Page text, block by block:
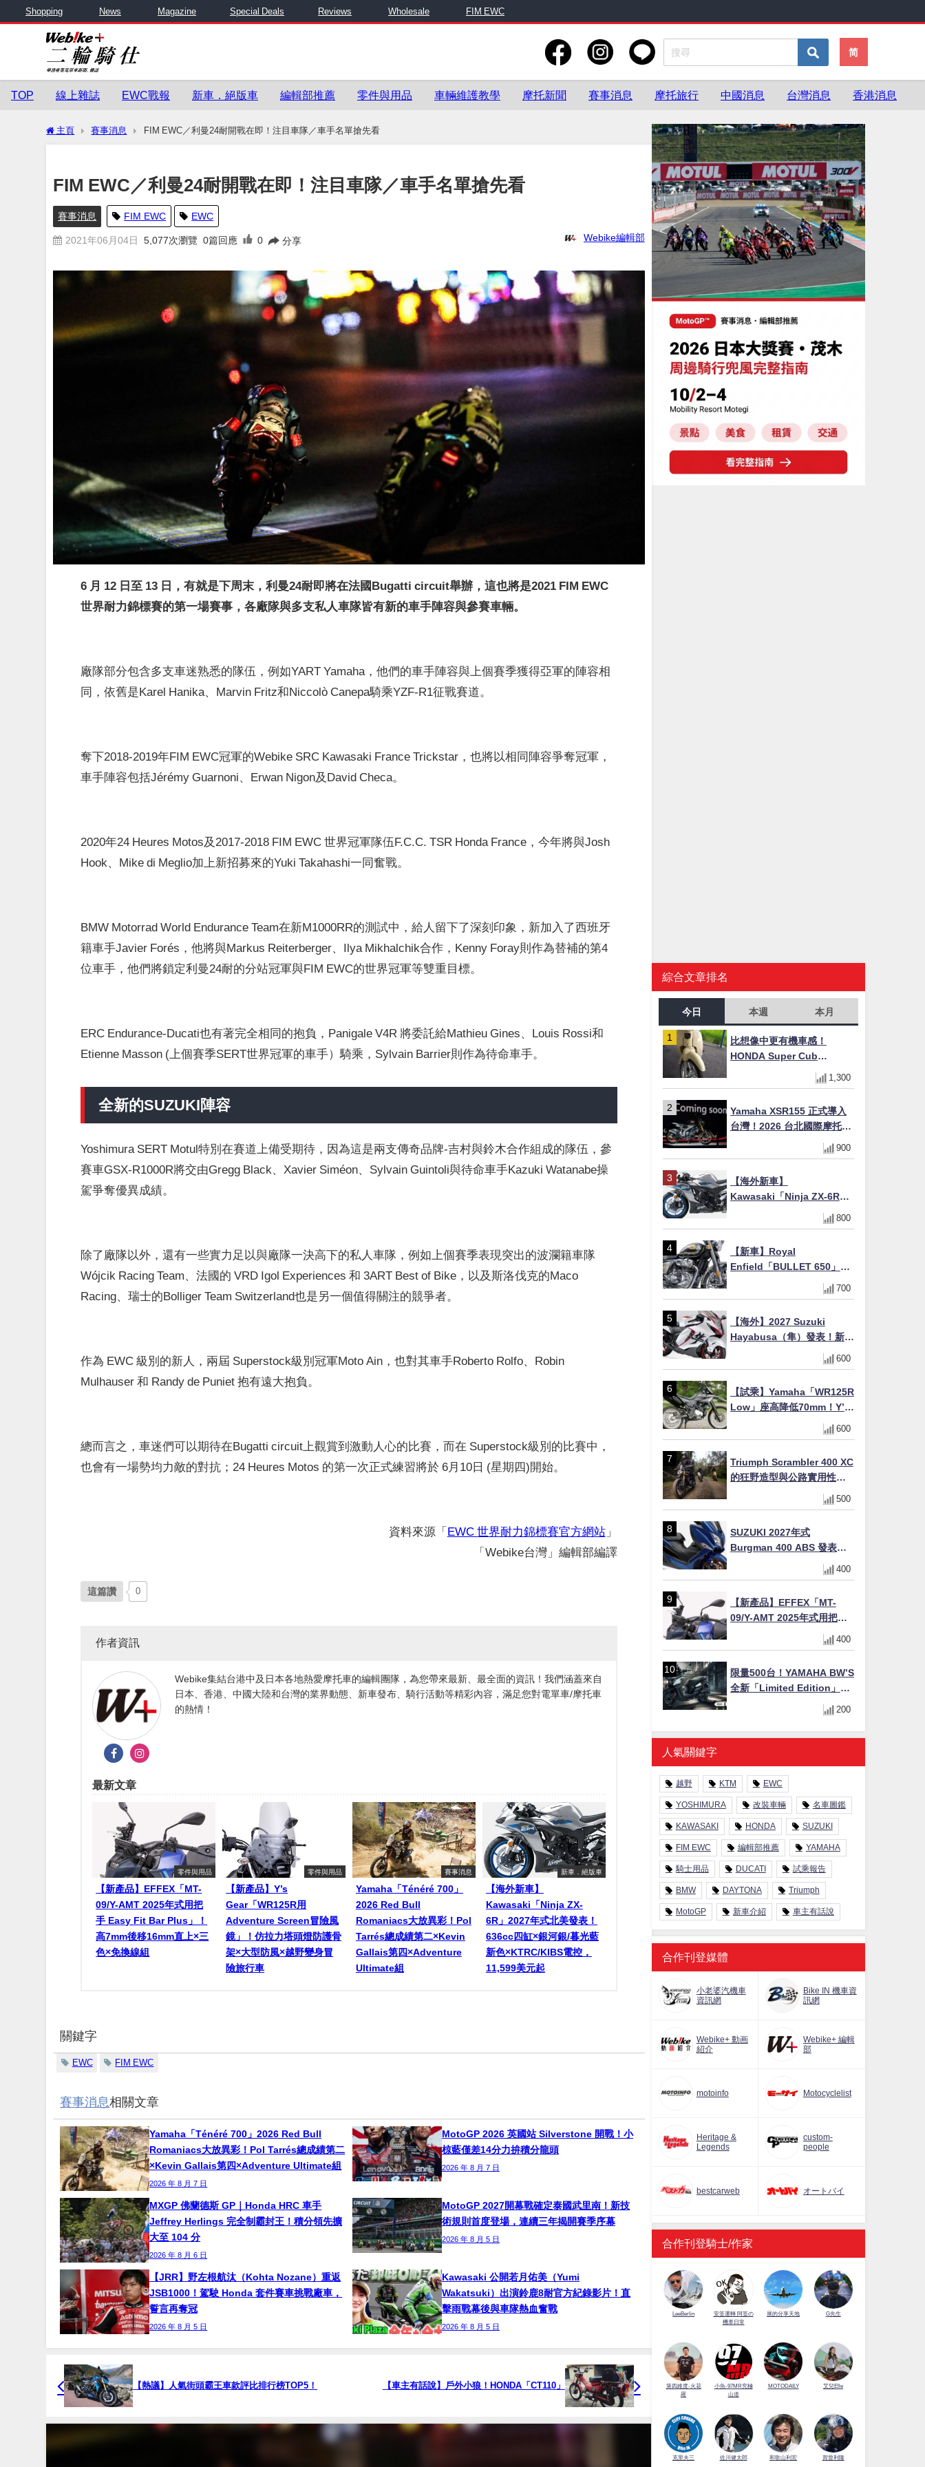
Shopping News Magazine Special Deals Reviews Wholesale FIM EWC
简
TOP 線上雜誌 EWC戰報 新車．絕版車 編輯部推薦 零件與用品 車輛維護教學 摩托新聞 賽事消息 摩托旅行 中國消息 台灣消息 香港消息
主頁 賽事消息 FIM EWC／利曼24耐開戰在即！注目車隊／車手名單搶先看
FIM EWC／利曼24耐開戰在即！注目車隊／車手名單搶先看
賽事消息 FIM EWC EWC
2021年06月04日 5,077次瀏覽 0篇回應 0 分享 Webike編輯部
6 月 12 日至 13 日，有就是下周末，利曼24耐即將在法國Bugatti circuit舉辦，這也將是2021 FIM EWC
世界耐力錦標賽的第一場賽事，各廠隊與多支私人車隊皆有新的車手陣容與參賽車輛。
廠隊部分包含多支車迷熟悉的隊伍，例如YART Yamaha，他們的車手陣容與上個賽季獲得亞軍的陣容相
同，依舊是Karel Hanika、Marvin Fritz和Niccolò Canepa騎乘YZF-R1征戰賽道。
奪下2018-2019年FIM EWC冠軍的Webike SRC Kawasaki France Trickstar，也將以相同陣容爭奪冠軍，
車手陣容包括Jérémy Guarnoni、Erwan Nigon及David Checa。
2020年24 Heures Motos及2017-2018 FIM EWC 世界冠軍隊伍F.C.C. TSR Honda France，今年將與Josh
Hook、Mike di Meglio加上新招募來的Yuki Takahashi一同奮戰。
BMW Motorrad World Endurance Team在新M1000RR的測試中，給人留下了深刻印象，新加入了西班牙
籍車手Javier Forés，他將與Markus Reiterberger、Ilya Mikhalchik合作，Kenny Foray則作為替補的第4
位車手，他們將鎖定利曼24耐的分站冠軍與FIM EWC的世界冠軍等雙重目標。
ERC Endurance-Ducati也有著完全相同的抱負，Panigale V4R 將委託給Mathieu Gines、Louis Rossi和
Etienne Masson (上個賽季SERT世界冠軍的車手）騎乘，Sylvain Barrier則作為待命車手。
全新的SUZUKI陣容
Yoshimura SERT Motul特別在賽道上備受期待，因為這是兩支傳奇品牌-吉村與鈴木合作組成的隊伍，參
賽車GSX-R1000R將交由Gregg Black、Xavier Siméon、Sylvain Guintoli與待命車手Kazuki Watanabe操
駕爭奪優異成績。
除了廠隊以外，還有一些實力足以與廠隊一決高下的私人車隊，例如上個賽季表現突出的波瀾籍車隊
Wójcik Racing Team、法國的 VRD Igol Experiences 和 3ART Best of Bike，以及斯洛伐克的Maco
Racing、瑞士的Bolliger Team Switzerland也是另一個值得關注的競爭者。
作為 EWC 級別的新人，兩屆 Superstock級別冠軍Moto Ain，也對其車手Roberto Rolfo、Robin
Mulhauser 和 Randy de Puniet 抱有遠大抱負。
總而言之，車迷們可以期待在Bugatti circuit上觀賞到激動人心的比賽，而在 Superstock級別的比賽中，
也會有一場勢均力敵的對抗；24 Heures Motos 的第一次正式練習將於 6月10日 (星期四)開始。
資料來源「 EWC 世界耐力錦標賽官方網站」
「Webike台灣」編輯部編譯
這篇讚 0
作者資訊
Webike集結台港中及日本各地熱愛摩托車的編輯團隊，為您帶來最新、最全面的資訊！我們涵蓋來自
日本、香港、中國大陸和台灣的業界動態、新車發布、騎行活動等精彩內容，滿足您對電單車/摩托車
的熱情！
最新文章
零件與用品
【新產品】EFFEX「MT-
09/Y-AMT 2025年式用把
手 Easy Fit Bar Plus」！
高7mm後移16mm直上×三
色×免換線組
零件與用品
【新產品】Y’s
Gear「WR125R用
Adventure Screen冒險風
鏡」！仿拉力塔頭燈防護骨
架×大型防風×越野變身冒
險旅行車
賽事消息
Yamaha「Ténéré 700」
2026 Red Bull
Romaniacs大放異彩！Pol
Tarrés總成績第二×Kevin
Gallais第四×Adventure
Ultimate組
新車．絕版車
【海外新車】
Kawasaki「Ninja ZX-
6R」2027年式北美發表！
636cc四缸×銀河銀/暮光藍
新色×KTRC/KIBS電控，
11,599美元起
關鍵字
EWC FIM EWC
賽事消息相關文章
Yamaha「Ténéré 700」2026 Red Bull
Romaniacs大放異彩！Pol Tarrés總成績第二
×Kevin Gallais第四×Adventure Ultimate組
2026 年 8 月 7 日
MotoGP 2026 英國站 Silverstone 開戰！小
椋藍僅差14分力拚積分龍頭
2026 年 8 月 7 日
MXGP 佛蘭德斯 GP｜Honda HRC 車手
Jeffrey Herlings 完全制霸封王！積分領先擴
大至 104 分
2026 年 8 月 6 日
MotoGP 2027開幕戰確定泰國武里南！新技
術規則首度登場，連續三年揭開賽季序幕
2026 年 8 月 5 日
【JRR】野左根航汰（Kohta Nozane）重返
JSB1000！駕駛 Honda 套件賽車挑戰廠車，
誓言再奪冠
2026 年 8 月 5 日
Kawasaki 公開若月佑美（Yumi
Wakatsuki）出演鈴鹿8耐官方紀錄影片！直
擊雨戰幕後與車隊熱血奮戰
2026 年 8 月 5 日
【熱議】人氣街頭霸王車款評比排行榜TOP5！ 【車主有話說】戶外小狼！HONDA「CT110」
綜合文章排名
今日 本週 本月
比想像中更有機車感！
HONDA Super Cub
110【Webike愛車精選】
1,300
Yamaha XSR155 正式導入
台灣！2026 台北國際摩托車
展亮相，70 週年紀念版
YZF-R 系列限量追加販售
900
【海外新車】
Kawasaki「Ninja ZX-6R」
2027年式北美發表！636cc
四缸×銀河銀/暮光藍新色
美元起
800
【新車】Royal
Enfield「BULLET 650」8
月27日日本發售（98萬日圓
～）！648cc空冷並列雙缸×
色
700
【海外】2027 Suzuki
Hayabusa（隼）發表！新增
Special Edition 特仕版，全
新珍珠白塗裝與專屬配備登
600
【試乘】Yamaha「WR125R
Low」座高降低70mm！Y’s
Gear低座高座墊×低座高連桿
×腳踏著地感大幅改善，越野
600
Triumph Scrambler 400 XC
的狂野造型與公路實用性的
500
SUZUKI 2027年式
Burgman 400 ABS 發表！
8/18日本上市、支援E10汽油
售價98萬100日圓
400
【新產品】EFFEX「MT-
09/Y-AMT 2025年式用把手
Easy Fit Bar Plus」！高
7mm後移16mm直上×三色×
400
限量500台！YAMAHA BW’S
全新「Limited Edition」都
市探索限定色 GOOPiMADE
200
人氣關鍵字
越野 KTM EWC
YOSHIMURA 改裝車輛 名車圖鑑
KAWASAKI HONDA SUZUKI
FIM EWC 編輯部推薦 YAMAHA
騎士用品 DUCATI 試乘報告
BMW DAYTONA Triumph
MotoGP 新車介紹 車主有話說
合作刊登媒體
小老婆汽機車
資訊網
Bike IN 機車資
訊網
Webike+ 動画
紹介
Webike+ 編輯
部
motoinfo Motocyclelist
Heritage &
Legends
custom-
people
bestcarweb オートバイ
合作刊登騎士/作家
LeeBerlin
安筌運轉 阿筌の
機車日常
展的分享天地 G先生
第四維度-火花
羅
小魚-97MR究極
山道
MOTODAILY 艾兒Elle
克里夫三 佐川健太郎 和歌山利宏 賀曾利隆